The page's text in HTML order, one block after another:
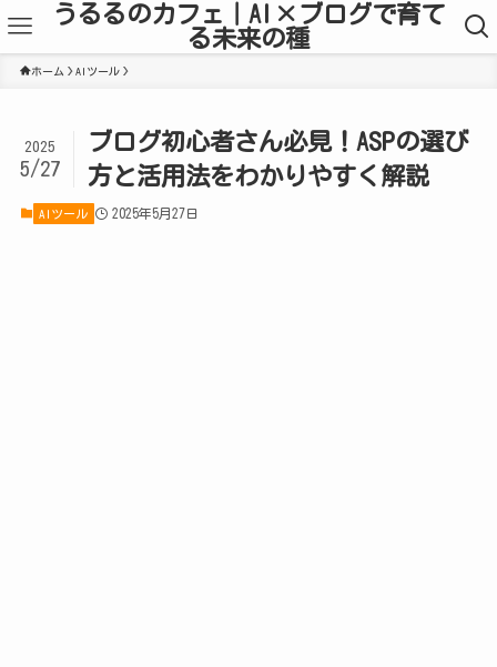
うるるのカフェ｜AI×ブログで育て
る未来の種
ホーム AIツール
ブログ初心者さん必見！ASPの選び
方と活用法をわかりやすく解説
2025
5/27
AIツール 2025年5月27日